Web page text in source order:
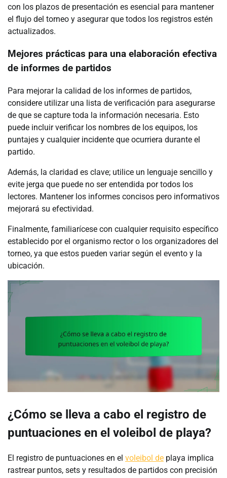
con los plazos de presentación es esencial para mantener
el flujo del torneo y asegurar que todos los registros estén
actualizados.
Mejores prácticas para una elaboración efectiva
de informes de partidos
Para mejorar la calidad de los informes de partidos,
considere utilizar una lista de verificación para asegurarse
de que se capture toda la información necesaria. Esto
puede incluir verificar los nombres de los equipos, los
puntajes y cualquier incidente que ocurriera durante el
partido.
Además, la claridad es clave; utilice un lenguaje sencillo y
evite jerga que puede no ser entendida por todos los
lectores. Mantener los informes concisos pero informativos
mejorará su efectividad.
Finalmente, familiarícese con cualquier requisito específico
establecido por el organismo rector o los organizadores del
torneo, ya que estos pueden variar según el evento y la
ubicación.
¿Cómo se lleva a cabo el registro de
puntuaciones en el voleibol de playa?
El registro de puntuaciones en el voleibol de playa implica
rastrear puntos, sets y resultados de partidos con precisión